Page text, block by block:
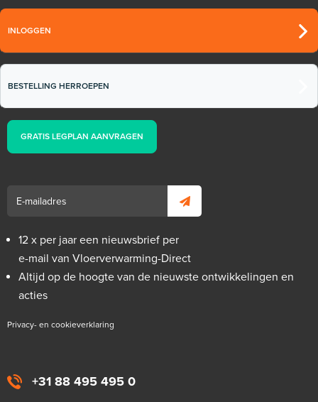
+31 88 495 495 0
INLOGGEN
BESTELLING HERROEPEN
GRATIS LEGPLAN AANVRAGEN
12 x per jaar een nieuwsbrief per
e-mail van Vloerverwarming-Direct
Altijd op de hoogte van de nieuwste ontwikkelingen en
acties
Privacy- en cookieverklaring